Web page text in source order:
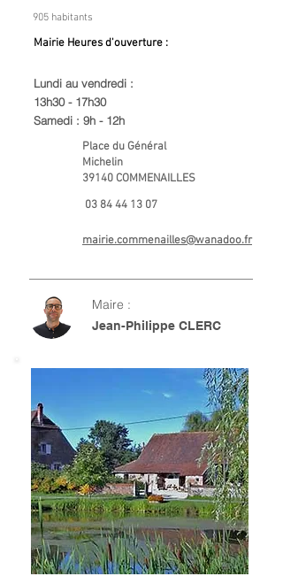
905 habitants
Mairie Heures d'ouverture :
Lundi au vendredi :
13h30 - 17h30
Samedi : 9h - 12h
Place du Général
Michelin
39140 COMMENAILLES
03 84 44 13 07
mairie.commenailles@wanadoo.fr
Maire :
Jean-Philippe CLERC